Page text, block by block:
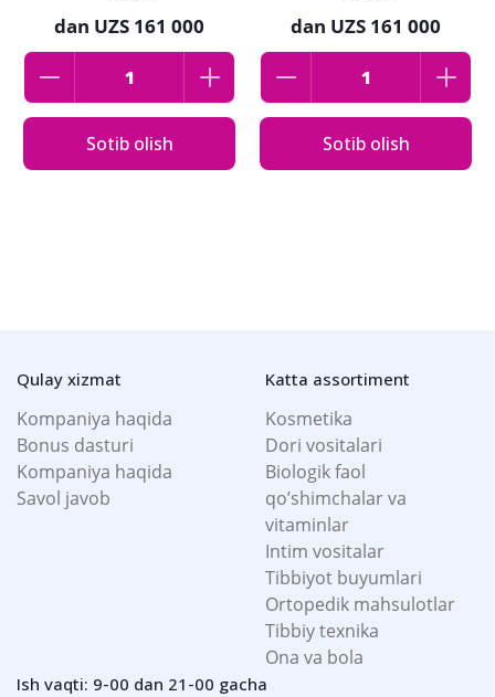
3-4, 30 мл
dan UZS 161 000
Sotib olish
4-5, 30 мл
dan UZS 161 000
Sotib olish
Qulay xizmat
Kompaniya haqida
Bonus dasturi
Kompaniya haqida
Savol javob
Katta assortiment
Kosmetika
Dori vositalari
Biologik faol
qo’shimchalar va
vitaminlar
Intim vositalar
Tibbiyot buyumlari
Ortopedik mahsulotlar
Tibbiy texnika
Ona va bola
Ish vaqti: 9-00 dan 21-00 gacha